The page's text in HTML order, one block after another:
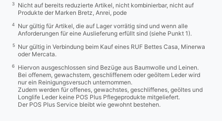
3
Nicht auf bereits reduzierte Artikel, nicht kombinierbar, nicht auf
Produkte der Marken Bretz, Anrei, pode
4
Nur gültig für Artikel, die auf Lager vorrätig sind und wenn alle
Anforderungen für eine Auslieferung erfüllt sind (siehe Punkt 1).
5
Nur gültig in Verbindung beim Kauf eines RUF Bettes Casa, Minerwa
oder Mercata.
6
Hiervon ausgeschlossen sind Bezüge aus Baumwolle und Leinen.
Bei offenem, gewachstem, geschliffenem oder geöltem Leder wird
nur ein Reinigungsversuch unternommen.
Zudem werden für offenes, gewachstes, geschliffenes, geöltes und
Longlife Leder keine POS Plus Pflegeprodukte mitgeliefert.
Der POS Plus Service bleibt wie gewohnt bestehen.